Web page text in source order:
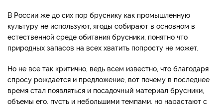
В России же до сих пор бруснику как промышленную
культуру не используют, ягоды собирают в основном в
естественной среде обитания брусники, понятно что
природных запасов на всех хватить попросту не может.
Но не все так критично, ведь всем известно, что благодаря
спросу рождается и предложение, вот почему в последнее
время стал появляться и посадочный материал брусники,
объемы его, пусть и небольшими темпами, но нарастают с